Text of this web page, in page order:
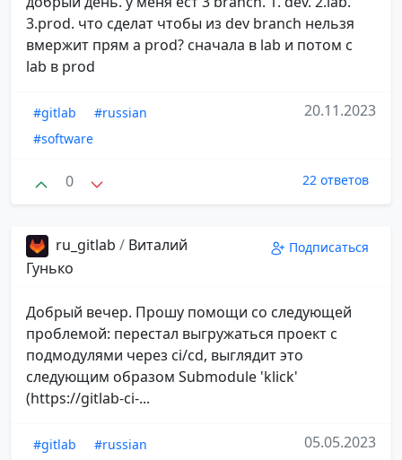
3.prod. что сделат чтобы из dev branch нельзя
вмержит прям а prod? сначала в lab и потом с
lab в prod
#gitlab
#russian
#software
20.11.2023
0 22 ответов
ru_gitlab / Виталий
Гунько
Подписаться
Добрый вечер. Прошу помощи со следующей
проблемой: перестал выгружаться проект с
подмодулями через ci/cd, выглядит это
следующим образом Submodule 'klick'
(https://gitlab-ci-...
#gitlab
#russian
05.05.2023